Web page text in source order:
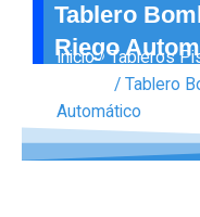
Tablero
Riego
Inicio/Tableros
/ Tablero
Automático